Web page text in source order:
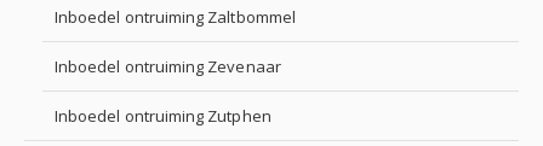
Inboedel ontruiming Zaltbommel
Inboedel ontruiming Zevenaar
Inboedel ontruiming Zutphen